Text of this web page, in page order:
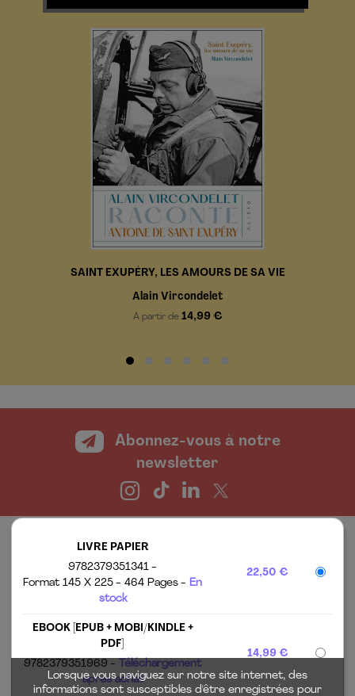
Lorsque vous naviguez sur notre site internet, des
informations sont susceptibles d'être enregistrées pour
LIVRE PAPIER
9782379351341
Format 145 X 225
464 Pages
En
stock
22,50 €
EBOOK [EPUB + MOBI/KINDLE +
PDF]
9782379351969
Téléchargement
après achat
14,99 €
SAINT EXUPÉRY, LES AMOURS DE SA VIE
Alain Vircondelet
À partir de 14,99 €
Abonnez-vous à notre
newsletter
LES ÉDITIONS ALISIO
TOUTES NOS
PARUTIONS
CHARTE DES
DONNÉES
PERSONNELLES